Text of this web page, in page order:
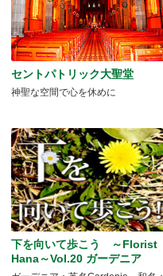
セントパトリック大聖堂
神聖な空間で心を休めに
下を向いて歩こう ～Florist
Hana～Vol.20 ガーデニア